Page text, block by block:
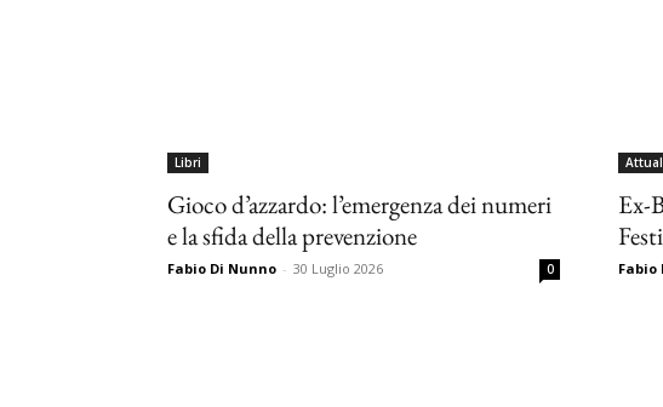
Libri
Gioco d’azzardo: l’emergenza dei numeri
e la sfida della prevenzione
Fabio Di Nunno - 30 Luglio 2026 0
Ex-
Fabio